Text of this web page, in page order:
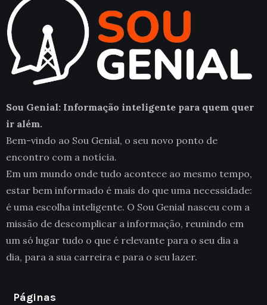
Sou Genial: Informação inteligente para quem quer
ir além.
Bem-vindo ao Sou Genial, o seu novo ponto de
encontro com a notícia.
Em um mundo onde tudo acontece ao mesmo tempo,
estar bem informado é mais do que uma necessidade:
é uma escolha inteligente. O Sou Genial nasceu com a
missão de descomplicar a informação, reunindo em
um só lugar tudo o que é relevante para o seu dia a
dia, para a sua carreira e para o seu lazer.
Páginas